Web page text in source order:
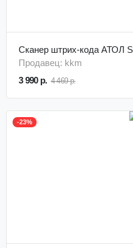
Сканер штрих-кода АТОЛ
Продавец: kkm
3 990 р. 4 469 р.
-23%